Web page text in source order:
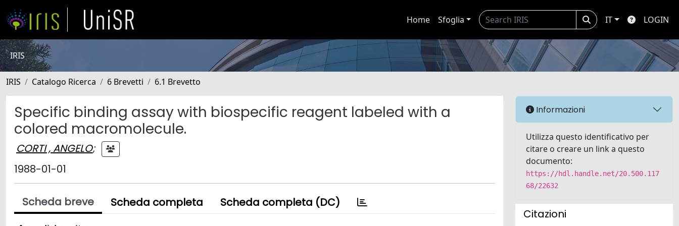
Home Sfoglia IT LOGIN
IRIS
IRIS Catalogo Ricerca 6 Brevetti 6.1 Brevetto
Specific binding assay with biospecific reagent labeled with a
colored macromolecule.
CORTI , ANGELO;
1988-01-01
Scheda breve Scheda completa Scheda completa (DC)
Informazioni
Utilizza questo identificativo per
citare o creare un link a questo
documento:
https://hdl.handle.net/20.500.117
68/22632
Citazioni